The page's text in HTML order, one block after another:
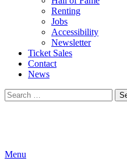
Renting
Jobs
Accessibility
Newsletter
Ticket Sales
Contact
News
Search
for:
Menu